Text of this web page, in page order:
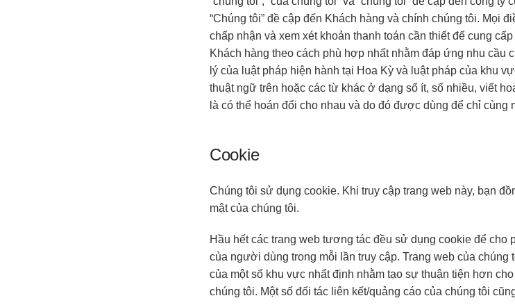
“Chúng tôi” đề cập đến Khách hàng và chính chúng tôi. Mọi
chấp nhận và xem xét khoản thanh toán cần thiết để cung
Khách hàng theo cách phù hợp nhất nhằm đáp ứng nhu cầu
lý của luật pháp hiện hành tại Hoa Kỳ và luật pháp của khu
thuật ngữ trên hoặc các từ khác ở dạng số ít, số nhiều, viết
là có thể hoán đổi cho nhau và do đó được dùng để chỉ cùng
Cookie
Chúng tôi sử dụng cookie. Khi truy cập trang web này, bạn
mật của chúng tôi.
Hầu hết các trang web tương tác đều sử dụng cookie để cho
của người dùng trong mỗi lần truy cập. Trang web của
của một số khu vực nhất định nhằm tạo sự thuận tiện hơn
chúng tôi. Một số đối tác liên kết/quảng cáo của chúng tôi